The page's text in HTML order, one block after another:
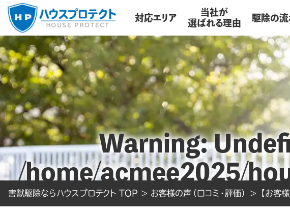
対応エリア
当社が
選ばれる理由
駆除の
Warning:
/home/acmee2025/
content/themes/
害獣駆除ならハウスプロテクト TOP > お客様の声（口コミ・評価） > 【お客